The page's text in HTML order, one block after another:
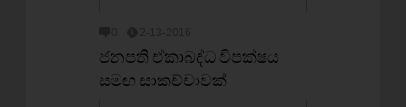
ජනපති ඒකාබද්ධ විපක්ෂය
සමඟ සාකච්චාවක්